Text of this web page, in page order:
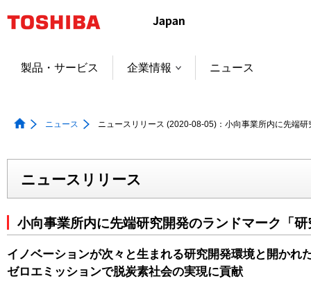
ャ
製品・サービス 企業情報 ニュース
ニュース ニュースリリース (2020-08-05)：小向事業所内に先端
ニュースリリース
小向事業所内に先端研究開発のランドマーク「
イノベーションが次々と生まれる研究開発環境と開かれ
ゼロエミッションで脱炭素社会の実現に貢献